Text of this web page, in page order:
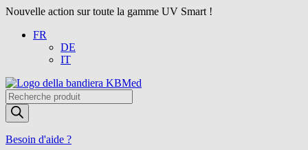
Nouvelle action sur toute la gamme UV Smart !
FR
DE
IT
Recherche
de
produits
Besoin d'aide ?